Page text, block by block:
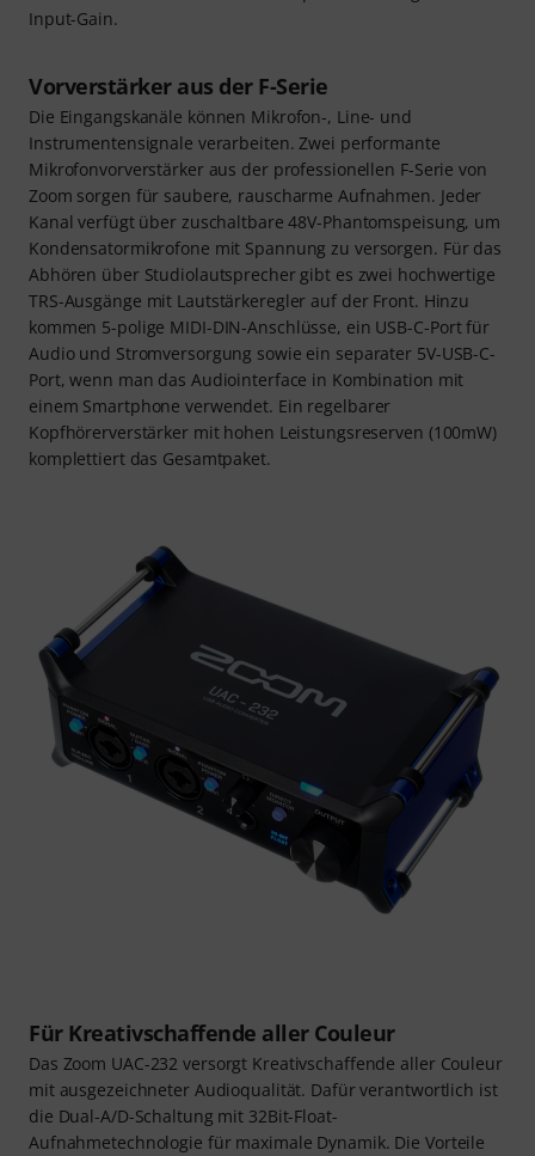
Input-Gain.
Vorverstärker aus der F-Serie
Die Eingangskanäle können Mikrofon-, Line- und
Instrumentensignale verarbeiten. Zwei performante
Mikrofonvorverstärker aus der professionellen F-Serie von
Zoom sorgen für saubere, rauscharme Aufnahmen. Jeder
Kanal verfügt über zuschaltbare 48V-Phantomspeisung, um
Kondensatormikrofone mit Spannung zu versorgen. Für das
Abhören über Studiolautsprecher gibt es zwei hochwertige
TRS-Ausgänge mit Lautstärkeregler auf der Front. Hinzu
kommen 5-polige MIDI-DIN-Anschlüsse, ein USB-C-Port für
Audio und Stromversorgung sowie ein separater 5V-USB-C-
Port, wenn man das Audiointerface in Kombination mit
einem Smartphone verwendet. Ein regelbarer
Kopfhörerverstärker mit hohen Leistungsreserven (100mW)
komplettiert das Gesamtpaket.
Für Kreativschaffende aller Couleur
Das Zoom UAC-232 versorgt Kreativschaffende aller Couleur
mit ausgezeichneter Audioqualität. Dafür verantwortlich ist
die Dual-A/D-Schaltung mit 32Bit-Float-
Aufnahmetechnologie für maximale Dynamik. Die Vorteile